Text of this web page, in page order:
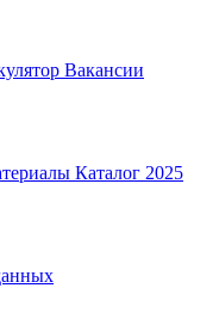
Вакансии
Каталог 2025